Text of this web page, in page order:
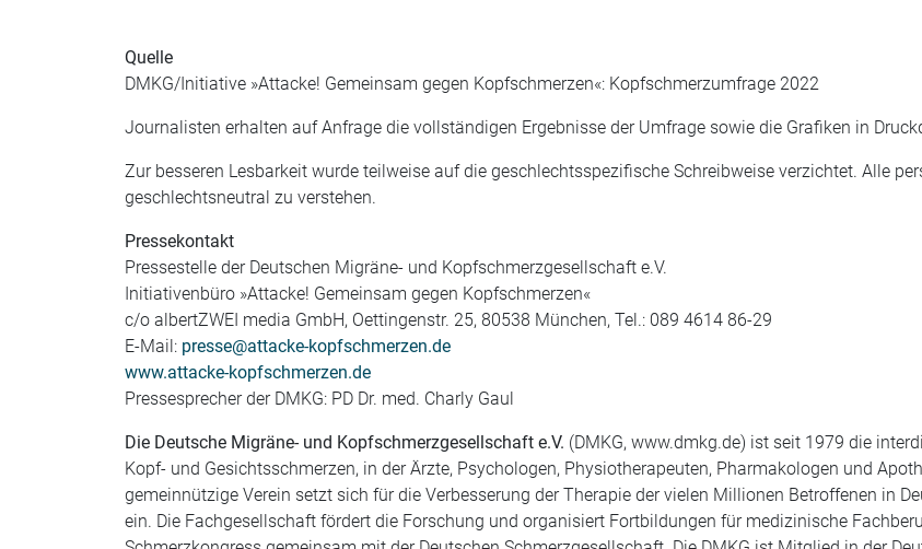
Quelle
DMKG/Initiative »Attacke! Gemeinsam gegen Kopfschmerzen«: Kopfschmerzumfrage 2022
Journalisten erhalten auf Anfrage die vollständigen Ergebnisse der Umfrage sowie die Grafiken in
Zur besseren Lesbarkeit wurde teilweise auf die geschlechtsspezifische Schreibweise verzichtet. Alle
geschlechtsneutral zu verstehen.
Pressekontakt
Pressestelle der Deutschen Migräne- und Kopfschmerzgesellschaft e.V.
Initiativenbüro »Attacke! Gemeinsam gegen Kopfschmerzen«
c/o albertZWEI media GmbH, Oettingenstr. 25, 80538 München, Tel.: 089 4614 86-29
E-Mail: presse@attacke-kopfschmerzen.de
www.attacke-kopfschmerzen.de
Pressesprecher der DMKG: PD Dr. med. Charly Gaul
Die Deutsche Migräne- und Kopfschmerzgesellschaft e.V. (DMKG, www.dmkg.de) ist seit 1979 die
Kopf- und Gesichtsschmerzen, in der Ärzte, Psychologen, Physiotherapeuten, Pharmakologen und
gemeinnützige Verein setzt sich für die Verbesserung der Therapie der vielen Millionen Betroffenen in
ein. Die Fachgesellschaft fördert die Forschung und organisiert Fortbildungen für medizinische